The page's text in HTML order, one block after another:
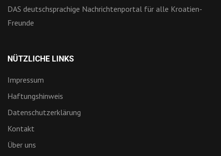
DAS deutschsprachige Nachrichtenportal für alle Kroatien-
Freunde
NÜTZLICHE LINKS
Impressum
Haftungshinweis
Datenschutzerklärung
Kontakt
Über uns